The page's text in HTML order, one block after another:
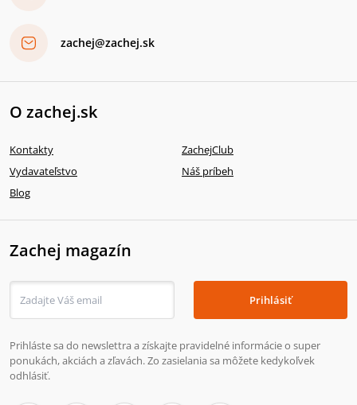
zachej@zachej.sk
O zachej.sk
Kontakty
ZachejClub
Vydavateľstvo
Náš príbeh
Blog
Zachej magazín
Prihlásiť
Prihláste sa do newslettra a získajte pravidelné informácie o super
ponukách, akciách a zľavách. Zo zasielania sa môžete kedykoľvek
odhlásiť.